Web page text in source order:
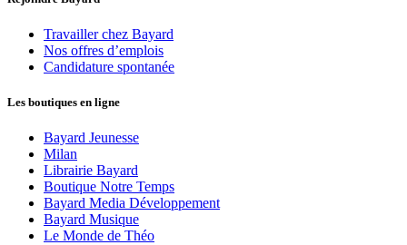
Travailler chez Bayard
Nos offres d’emplois
Candidature spontanée
Les boutiques en ligne
Bayard Jeunesse
Milan
Librairie Bayard
Boutique Notre Temps
Bayard Media Développement
Bayard Musique
Le Monde de Théo